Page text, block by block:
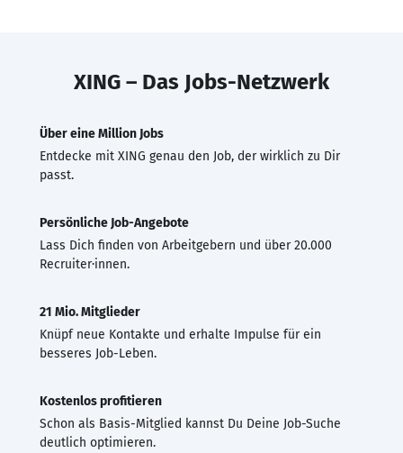
XING – Das Jobs-Netzwerk
Über eine Million Jobs
Entdecke mit XING genau den Job, der wirklich zu Dir
passt.
Persönliche Job-Angebote
Lass Dich finden von Arbeitgebern und über 20.000
Recruiter·innen.
21 Mio. Mitglieder
Knüpf neue Kontakte und erhalte Impulse für ein
besseres Job-Leben.
Kostenlos profitieren
Schon als Basis-Mitglied kannst Du Deine Job-Suche
deutlich optimieren.